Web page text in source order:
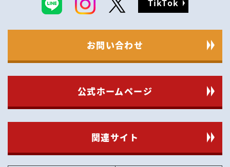
TikTok
お問い合わせ
公式ホームページ
関連サイト